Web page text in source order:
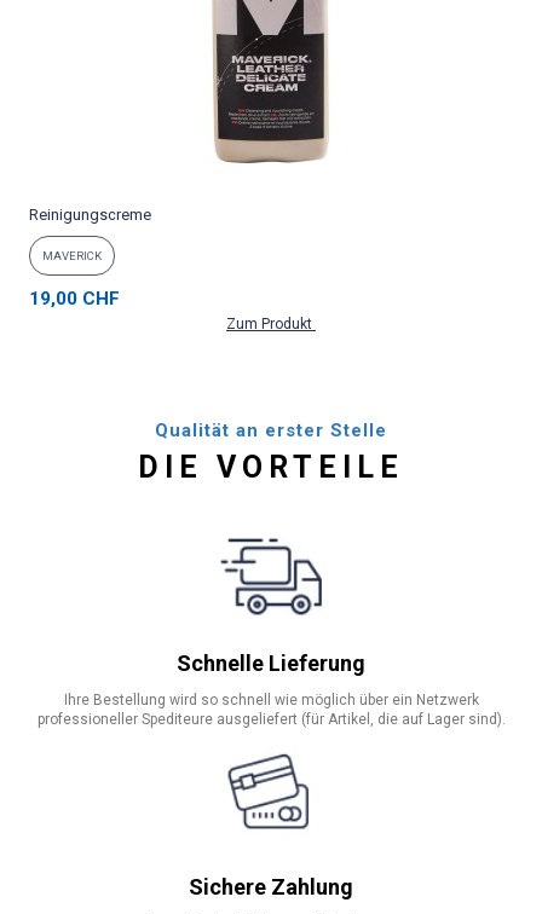
Reinigungscreme
MAVERICK
19,00 CHF
Zum Produkt
Qualität an erster Stelle
DIE VORTEILE
Schnelle Lieferung
Ihre Bestellung wird so schnell wie möglich über ein Netzwerk
professioneller Spediteure ausgeliefert (für Artikel, die auf Lager sind).
Sichere Zahlung